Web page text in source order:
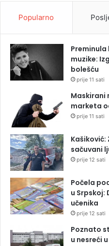
Popularno
muzike:
bolešću
prije 11 sati
Maskirani
marketa
prije 11 sati
sačuvani
prije 12 sati
Počela
u Srpskoj:
učenika
prije 12 sati
Poznato
u nesreći